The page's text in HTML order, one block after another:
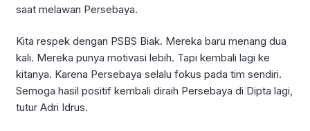
saat melawan Persebaya.
Kita respek dengan PSBS Biak. Mereka baru menang dua
kali. Mereka punya motivasi lebih. Tapi kembali lagi ke
kitanya. Karena Persebaya selalu fokus pada tim sendiri.
Semoga hasil positif kembali diraih Persebaya di Dipta lagi,
tutur Adri Idrus.